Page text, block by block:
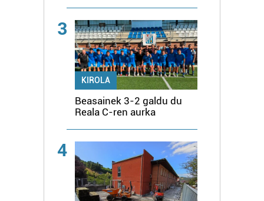
3
KIROLA
Beasainek 3-2 galdu du
Reala C-ren aurka
4